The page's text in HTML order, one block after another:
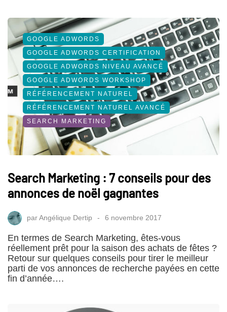
GOOGLE ADWORDS
GOOGLE ADWORDS CERTIFICATION
GOOGLE ADWORDS NIVEAU AVANCÉ
GOOGLE ADWORDS WORKSHOP
RÉFÉRENCEMENT NATUREL
RÉFÉRENCEMENT NATUREL AVANCÉ
SEARCH MARKETING
Search Marketing : 7 conseils pour des
annonces de noël gagnantes
parAngélique Dertip 6 novembre 2017
En termes de Search Marketing, êtes-vous
réellement prêt pour la saison des achats de fêtes ?
Retour sur quelques conseils pour tirer le meilleur
parti de vos annonces de recherche payées en cette
fin d’année….